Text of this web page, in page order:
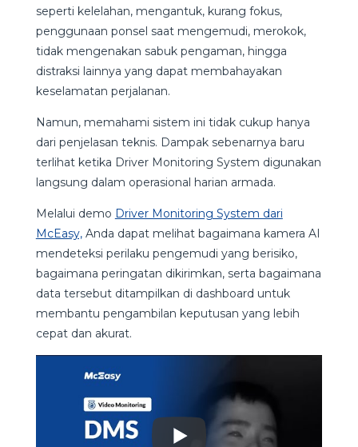
seperti kelelahan, mengantuk, kurang fokus,
penggunaan ponsel saat mengemudi, merokok,
tidak mengenakan sabuk pengaman, hingga
distraksi lainnya yang dapat membahayakan
keselamatan perjalanan.
Namun, memahami sistem ini tidak cukup hanya
dari penjelasan teknis. Dampak sebenarnya baru
terlihat ketika Driver Monitoring System digunakan
langsung dalam operasional harian armada.
Melalui demo Driver Monitoring System dari
McEasy,Anda dapat melihat bagaimana kamera AI
mendeteksi perilaku pengemudi yang berisiko,
bagaimana peringatan dikirimkan, serta bagaimana
data tersebut ditampilkan di dashboard untuk
membantu pengambilan keputusan yang lebih
cepat dan akurat.